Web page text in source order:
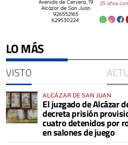
LO MÁS
VISTO
ALCÁZAR DE SAN JUAN
El juzgado de Alcázar
decreta prisión
cuatro detenidos por
en salones de juego